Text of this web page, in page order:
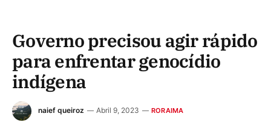
Governo precisou agir rápido
para enfrentar genocídio
indígena
naief queiroz Abril 9, 2023 RORAIMA